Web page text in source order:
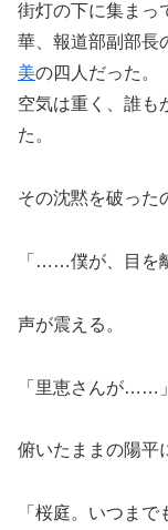
街灯の下に集まっ
華、報道部副部長
美の四人だった。
空気は重く、誰も
た。
その沈黙を破った
「……僕が、目を
声が震える。
「里恵さんが……」
俯いたままの陽平
「桜庭。いつま